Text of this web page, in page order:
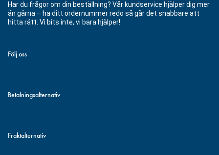
Har du frågor om din beställning? Vår kundservice hjälper dig mer
än gärna – ha ditt ordernummer redo så går det snabbare att
hitta rätt. Vi bits inte, vi bara hjälper!
Följ oss
Betalningsalternativ
Fraktalternativ